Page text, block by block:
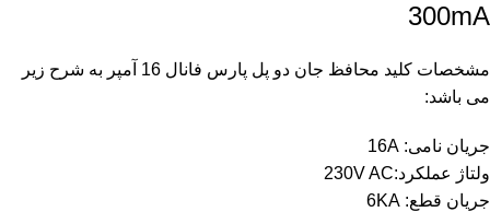
300mA
مشخصات کلید محافظ جان دو پل پارس فانال 16 آمپر به شرح زیر
می باشد:
جریان نامی: 16A
ولتاژ عملکرد:230V AC
جریان قطع: 6KA